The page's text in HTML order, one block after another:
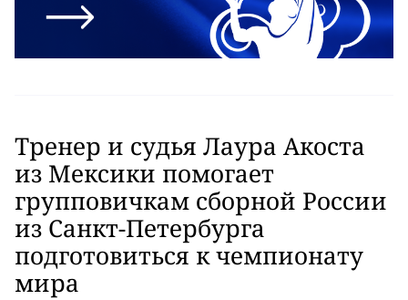
Тренер и судья Лаура Акоста
из Мексики помогает
групповичкам сборной России
из Санкт-Петербурга
подготовиться к чемпионату
мира